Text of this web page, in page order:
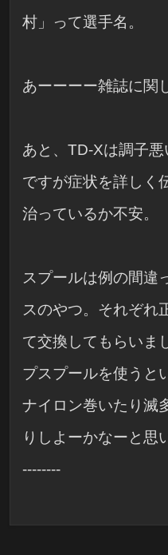
村」って選手名。
あーーーー雑誌に関
あと、TD-Xは調子
ですが症状を詳しく
治っているか不安。
スプールは例の間違
スのやつ。それぞれ
て交換してもらいま
プスプールを使うと
ナイロン巻いたり滅
りしよーかなーと思
--------